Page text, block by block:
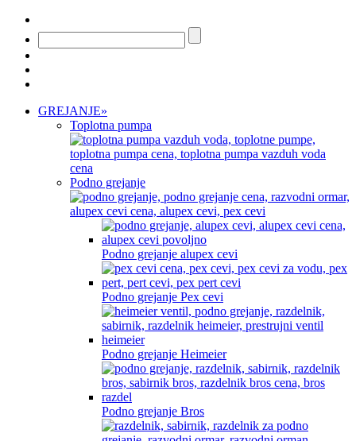
GREJANJE»
Toplotna pumpa
Podno grejanje
Podno grejanje alupex cevi
Podno grejanje Pex cevi
Podno grejanje Heimeier
Podno grejanje Bros